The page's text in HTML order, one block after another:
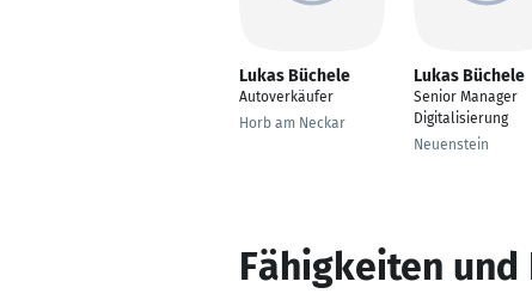
Lukas Büchele
Autoverkäufer
Horb am Neckar
Lukas Büchele
Senior Manager
Digitalisierung
Neuenstein
Fähigkeiten und